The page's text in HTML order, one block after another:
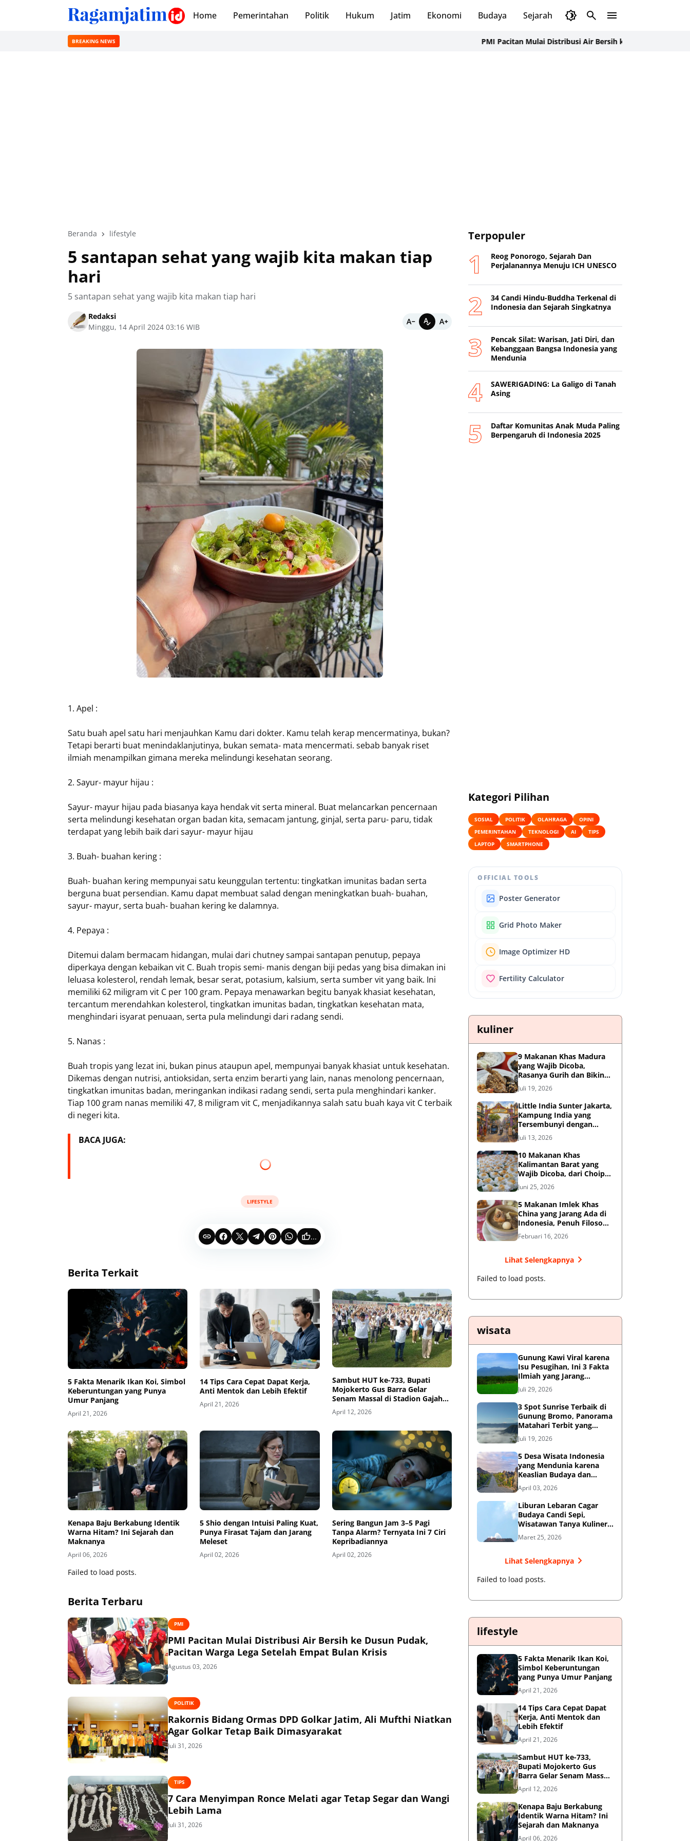
Home Pemerintahan Politik Hukum Jatim Ekonomi Budaya Sejarah Pendidikan
BREAKING NEWS PMI Pacitan Mulai Distribusi Air Bersih ke Dusun Pudak, Pacitan Warga
Beranda lifestyle
5 santapan sehat yang wajib kita makan tiap
hari
5 santapan sehat yang wajib kita makan tiap hari
Redaksi
Minggu, 14 April 2024 03:16 WIB
1. Apel :
Satu buah apel satu hari menjauhkan Kamu dari dokter. Kamu telah kerap mencermatinya, bukan?
Tetapi berarti buat menindaklanjutinya, bukan semata- mata mencermati. sebab banyak riset
ilmiah menampilkan gimana mereka melindungi kesehatan seorang.
2. Sayur- mayur hijau :
Sayur- mayur hijau pada biasanya kaya hendak vit serta mineral. Buat melancarkan pencernaan
serta melindungi kesehatan organ badan kita, semacam jantung, ginjal, serta paru- paru, tidak
terdapat yang lebih baik dari sayur- mayur hijau
3. Buah- buahan kering :
Buah- buahan kering mempunyai satu keunggulan tertentu: tingkatkan imunitas badan serta
berguna buat persendian. Kamu dapat membuat salad dengan meningkatkan buah- buahan,
sayur- mayur, serta buah- buahan kering ke dalamnya.
4. Pepaya :
Ditemui dalam bermacam hidangan, mulai dari chutney sampai santapan penutup, pepaya
diperkaya dengan kebaikan vit C. Buah tropis semi- manis dengan biji pedas yang bisa dimakan ini
leluasa kolesterol, rendah lemak, besar serat, potasium, kalsium, serta sumber vit yang baik. Ini
memiliki 62 miligram vit C per 100 gram. Pepaya menawarkan begitu banyak khasiat kesehatan,
tercantum merendahkan kolesterol, tingkatkan imunitas badan, tingkatkan kesehatan mata,
menghindari isyarat penuaan, serta pula melindungi dari radang sendi.
5. Nanas :
Buah tropis yang lezat ini, bukan pinus ataupun apel, mempunyai banyak khasiat untuk kesehatan.
Dikemas dengan nutrisi, antioksidan, serta enzim berarti yang lain, nanas menolong pencernaan,
tingkatkan imunitas badan, meringankan indikasi radang sendi, serta pula menghindari kanker.
Tiap 100 gram nanas memiliki 47, 8 miligram vit C, menjadikannya salah satu buah kaya vit C terbaik
di negeri kita.
BACA JUGA:
LIFESTYLE
...
Berita Terkait
5 Fakta Menarik Ikan Koi, Simbol
Keberuntungan yang Punya
Umur Panjang
April 21, 2026
14 Tips Cara Cepat Dapat Kerja,
Anti Mentok dan Lebih Efektif
April 21, 2026
Sambut HUT ke-733, Bupati
Mojokerto Gus Barra Gelar
Senam Massal di Stadion Gajah
Mada
April 12, 2026
Kenapa Baju Berkabung Identik
Warna Hitam? Ini Sejarah dan
Maknanya
April 06, 2026
5 Shio dengan Intuisi Paling Kuat,
Punya Firasat Tajam dan Jarang
Meleset
April 02, 2026
Sering Bangun Jam 3–5 Pagi
Tanpa Alarm? Ternyata Ini 7 Ciri
Kepribadiannya
April 02, 2026
Failed to load posts.
Berita Terbaru
PMI
PMI Pacitan Mulai Distribusi Air Bersih ke Dusun Pudak,
Pacitan Warga Lega Setelah Empat Bulan Krisis
Agustus 03, 2026
POLITIK
Rakornis Bidang Ormas DPD Golkar Jatim, Ali Mufthi Niatkan
Agar Golkar Tetap Baik Dimasyarakat
Juli 31, 2026
TIPS
7 Cara Menyimpan Ronce Melati agar Tetap Segar dan Wangi
Lebih Lama
Juli 31, 2026
Terpopuler
Reog Ponorogo, Sejarah Dan
Perjalanannya Menuju ICH UNESCO
34 Candi Hindu-Buddha Terkenal di
Indonesia dan Sejarah Singkatnya
Pencak Silat: Warisan, Jati Diri, dan
Kebanggaan Bangsa Indonesia yang
Mendunia
SAWERIGADING: La Galigo di Tanah
Asing
Daftar Komunitas Anak Muda Paling
Berpengaruh di Indonesia 2025
Kategori Pilihan
SOSIAL POLITIK OLAHRAGA
OPINI
PEMERINTAHAN
TEKNOLOGI AI
TIPS
LAPTOP
SMARTPHONE
OFFICIAL TOOLS
Poster Generator
Grid Photo Maker
Image Optimizer HD
Fertility Calculator
kuliner
9 Makanan Khas Madura
yang Wajib Dicoba,
Rasanya Gurih dan Bikin
Nagih
Juli 19, 2026
Little India Sunter Jakarta,
Kampung India yang
Tersembunyi dengan
Sejarah Panjang dan
Kuliner Autentik
Juli 13, 2026
10 Makanan Khas
Kalimantan Barat yang
Wajib Dicoba, dari Choipan
hingga Sotong Pangkong
Juni 25, 2026
5 Makanan Imlek Khas
China yang Jarang Ada di
Indonesia, Penuh Filosofi
Keberuntungan
Februari 16, 2026
Lihat Selengkapnya
Failed to load posts.
wisata
Gunung Kawi Viral karena
Isu Pesugihan, Ini 3 Fakta
Ilmiah yang Jarang
Diketahui
Juli 29, 2026
3 Spot Sunrise Terbaik di
Gunung Bromo, Panorama
Matahari Terbit yang
Memukau
Juli 19, 2026
5 Desa Wisata Indonesia
yang Mendunia karena
Keaslian Budaya dan
Tradisi
April 03, 2026
Liburan Lebaran Cagar
Budaya Candi Sepi,
Wisatawan Tanya Kuliner
di Sekitar Candi Pari
Maret 25, 2026
Lihat Selengkapnya
Failed to load posts.
lifestyle
5 Fakta Menarik Ikan Koi,
Simbol Keberuntungan
yang Punya Umur Panjang
April 21, 2026
14 Tips Cara Cepat Dapat
Kerja, Anti Mentok dan
Lebih Efektif
April 21, 2026
Sambut HUT ke-733,
Bupati Mojokerto Gus
Barra Gelar Senam Massal
di Stadion Gajah Mada
April 12, 2026
Kenapa Baju Berkabung
Identik Warna Hitam? Ini
Sejarah dan Maknanya
April 06, 2026